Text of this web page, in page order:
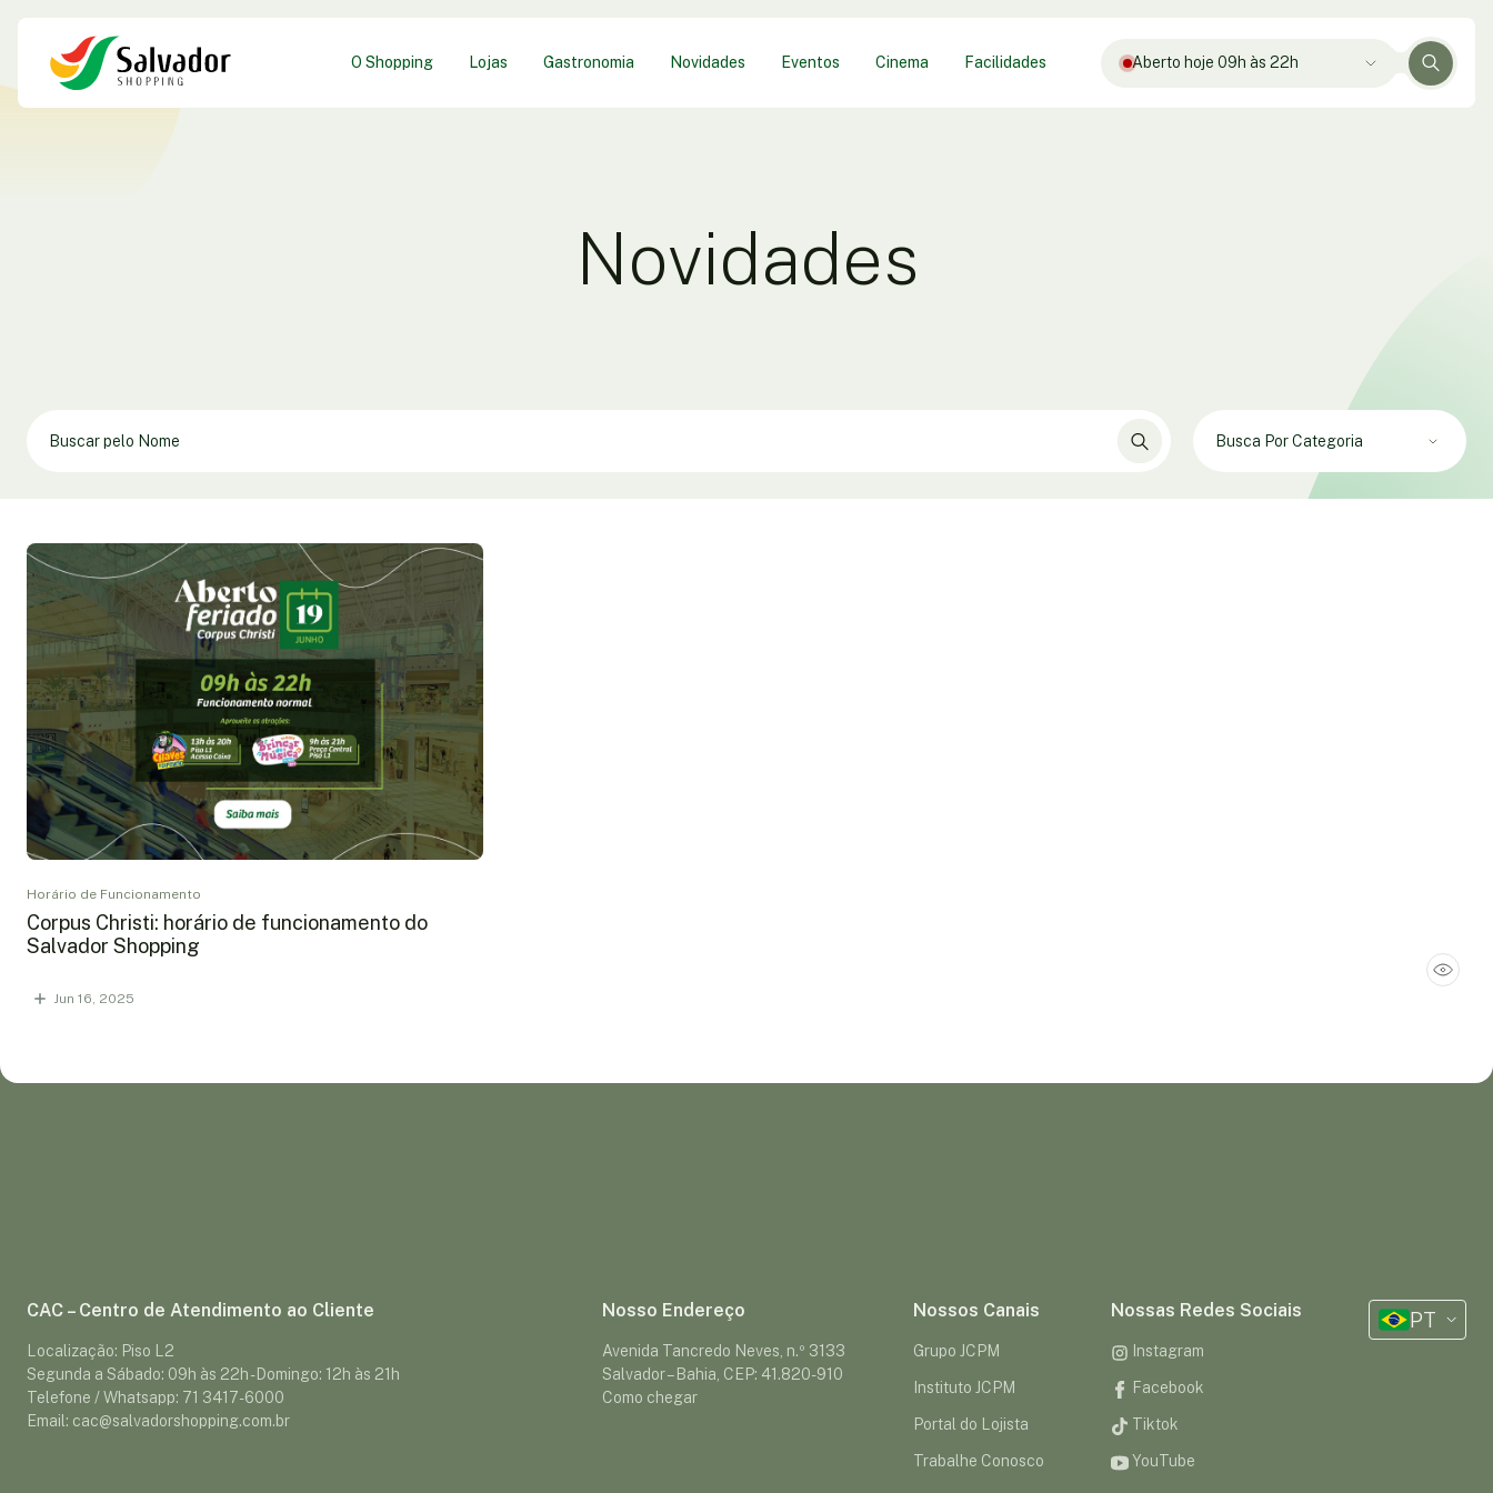
O Shopping Lojas Gastronomia Novidades Eventos Cinema Facilidades Aberto hoje 09h às 22h
Novidades
Busca Por Categoria
Horário de Funcionamento
Corpus Christi: horário de funcionamento do
Salvador Shopping
Jun 16, 2025
CAC – Centro de Atendimento ao Cliente
Localização: Piso L2
Segunda a Sábado: 09h às 22h - Domingo: 12h às 21h
Telefone / Whatsapp: 71 3417-6000
Email: cac@salvadorshopping.com.br
Nosso Endereço
Avenida Tancredo Neves, n.º 3133
Salvador – Bahia, CEP: 41.820-910
Como chegar
Nossos Canais
Grupo JCPM
Instituto JCPM
Portal do Lojista
Trabalhe Conosco
Nossas Redes Sociais
Instagram
Facebook
Tiktok
YouTube
PT